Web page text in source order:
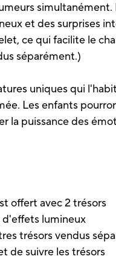
et des surprises
ce qui facilite le
séparément.)
uniques qui
Les enfants
la puissance des
offert avec 2 trésors
d'effets lumineux
trésors vendus
de suivre les trésors